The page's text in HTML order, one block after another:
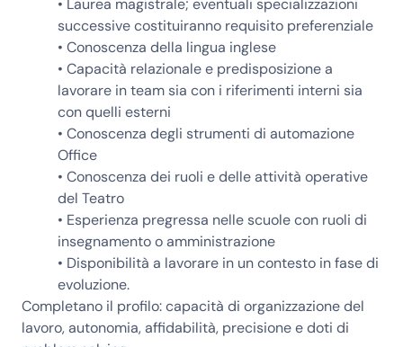
• Laurea magistrale; eventuali specializzazioni
successive costituiranno requisito preferenziale
• Conoscenza della lingua inglese
• Capacità relazionale e predisposizione a
lavorare in team sia con i riferimenti interni sia
con quelli esterni
• Conoscenza degli strumenti di automazione
Office
• Conoscenza dei ruoli e delle attività operative
del Teatro
• Esperienza pregressa nelle scuole con ruoli di
insegnamento o amministrazione
• Disponibilità a lavorare in un contesto in fase di
evoluzione.
Completano il profilo: capacità di organizzazione del
lavoro, autonomia, affidabilità, precisione e doti di